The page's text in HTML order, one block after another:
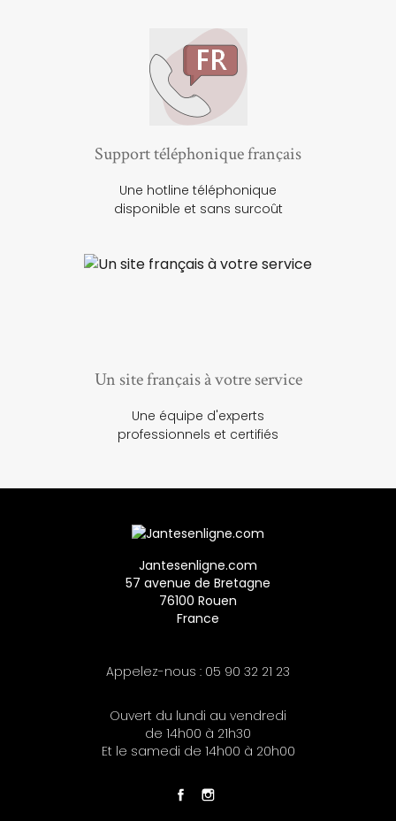
Support téléphonique français
Une hotline téléphonique
disponible et sans surcoût
Un site français à votre service
Une équipe d'experts
professionnels et certifiés
Jantesenligne.com
57 avenue de Bretagne
76100 Rouen
France
Appelez-nous : 05 90 32 21 23
Ouvert du lundi au vendredi
de 14h00 à 21h30
Et le samedi de 14h00 à 20h00